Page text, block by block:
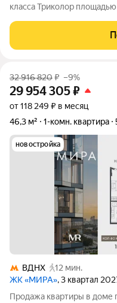
класса Триколор
ремонт, высокие потолки
Удобная планировка:
32 916 820₽ –9%
29 954 305₽
от 118 249 ₽ в месяц
46,3 м²
1-комн. квартира
новостройка
ВДНХ
12 мин.
ЖК «МИРА», 3 квартал
Продажа квартиры в